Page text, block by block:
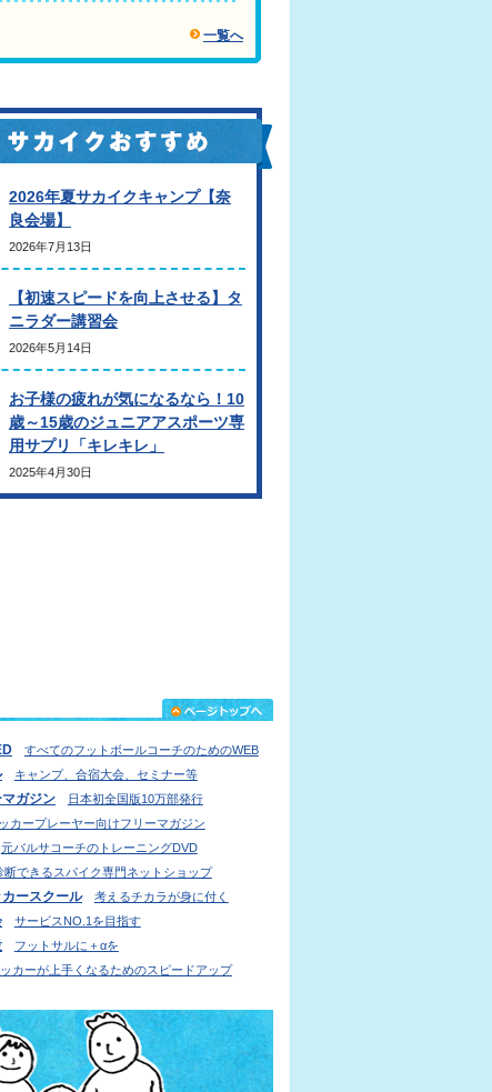
一覧へ
2026年夏サカイクキャンプ【奈
良会場】
2026年7月13日
【初速スピードを向上させる】タ
ニラダー講習会
2026年5月14日
お子様の疲れが気になるなら！10
歳～15歳のジュニアアスポーツ専
用サプリ「キレキレ」
2025年4月30日
すべてのフットボールコーチのためのWEB
キャンプ、合宿大会、セミナー等
ガジン 日本初全国版10万部発行
カープレーヤー向けフリーマガジン
元バルサコーチのトレーニングDVD
断できるスパイク専門ネットショップ
ースクール 考えるチカラが身に付く
サービスNO.1を目指す
フットサルに＋αを
カーが上手くなるためのスピードアップ